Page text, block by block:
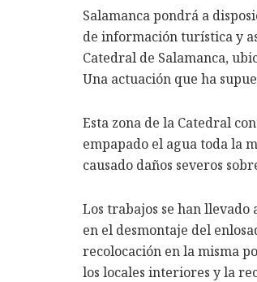
Salamanca pondrá a
de información turística y
Catedral de Salamanca,
Una actuación que ha
Esta zona de la Catedral
empapado el agua toda la
causado daños severos
Los trabajos se han llevado
en el desmontaje del
recolocación en la misma
los locales interiores y la